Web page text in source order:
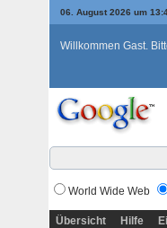
06. August 2026 um
Willkommen Gast.
World Wide Web
Übersicht Hilfe